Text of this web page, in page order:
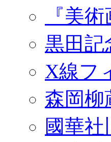
『美
黒田記
X線フ
森岡柳
國華